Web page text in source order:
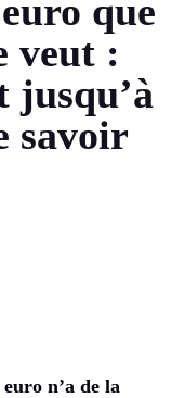
que
veut :
jusqu’à
savoir
n’a de la